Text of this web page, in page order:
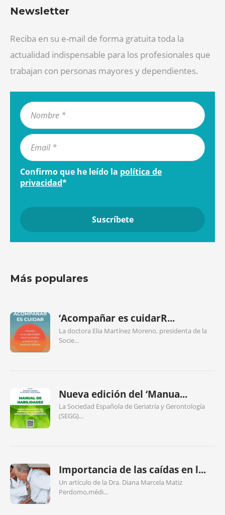
Newsletter
Reciba en su e-mail de forma gratuita toda la
actualidad indispensable para los profesionales que
trabajan con personas mayores y dependientes.
Confirmo que he leído la política de
privacidad*
Más populares
‘Acompañar es cuidarR...
La doctora Elia Martínez Moreno, presidenta de la
Socie...
Nueva edición del ‘Manua...
La Sociedad Española de Geriatría y Gerontología
(SEGG)...
Importancia de las caídas en l...
Un artículo de la Dra. Diana Marcela Matiz
Perdomo,médi...